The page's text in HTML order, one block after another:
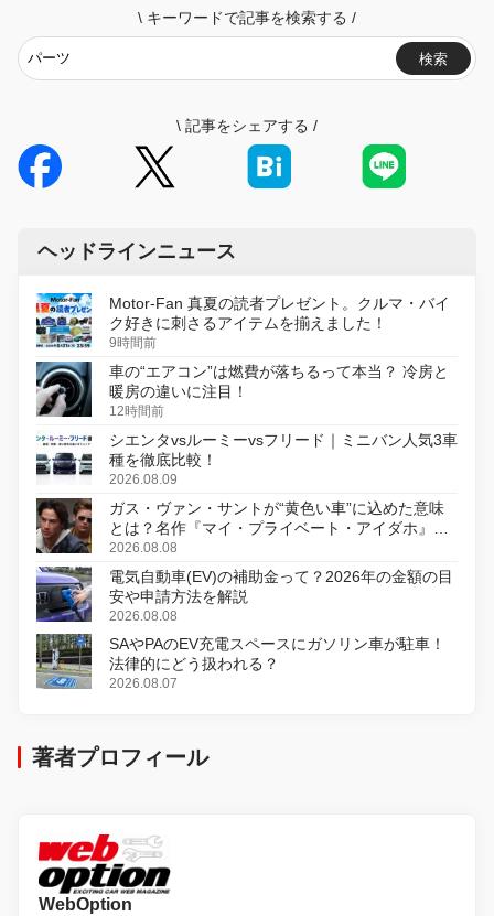
\ キーワードで記事を検索する /
検索
\ 記事をシェアする /
ヘッドラインニュース
Motor-Fan 真夏の読者プレゼント。クルマ・バイ
ク好きに刺さるアイテムを揃えました！
9時間前
車の“エアコン”は燃費が落ちるって本当？ 冷房と
暖房の違いに注目！
12時間前
シエンタvsルーミーvsフリード｜ミニバン人気3車
種を徹底比較！
2026.08.09
ガス・ヴァン・サントが“黄色い車”に込めた意味
とは？名作『マイ・プライベート・アイダホ』が
初のデジタルリマスター版で復活
2026.08.08
電気自動車(EV)の補助金って？2026年の金額の目
安や申請方法を解説
2026.08.08
SAやPAのEV充電スペースにガソリン車が駐車！
法律的にどう扱われる？
2026.08.07
著者プロフィール
WebOption